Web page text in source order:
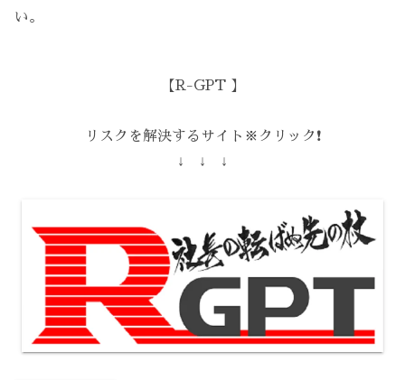
い。
【R-GPT 】
リスクを解決するサイト※クリック❗️
↓ ↓ ↓